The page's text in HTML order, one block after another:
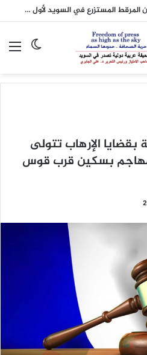
«إيكا» تبدأ بيع سمك السلمون المرقط المستزرع في السويد لأول مرة
الوضع
بقضايا الإرهاب تتولى
بسكين قرب قوس